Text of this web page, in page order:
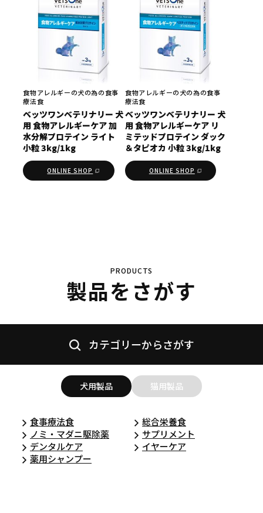
食物アレルギーの犬の為の食事
療法食
ベッツワンベテリナリー 犬
用 食物アレルギーケア 加
水分解プロテイン ライト
小粒 3kg/1kg
ONLINE SHOP
食物アレルギーの犬の為の食事
療法食
ベッツワンベテリナリー 犬
用 食物アレルギーケア リ
ミテッドプロテイン ダック
＆タピオカ 小粒 3kg/1kg
ONLINE SHOP
PRODUCTS
製品をさがす
カテゴリーからさがす
犬用製品 猫用製品
食事療法食
総合栄養食
ノミ・マダニ駆除薬
サプリメント
デンタルケア
イヤーケア
薬用シャンプー